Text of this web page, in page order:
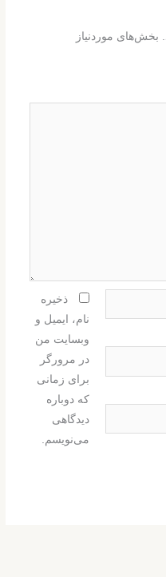
بخش‌های موردنیاز
ذخیره
نام، ایمیل و
وبسایت من
در مرورگر
برای زمانی
که دوباره
دیدگاهی
می‌نویسم.